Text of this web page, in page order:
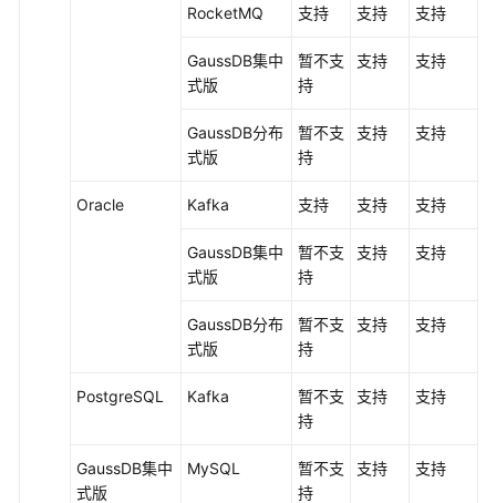
RocketMQ 支持 支持 支持
GaussDB集中
式版
暂不支
持
支持 支持
GaussDB分布
式版
暂不支
持
支持 支持
Oracle Kafka 支持 支持 支持
GaussDB集中
式版
暂不支
持
支持 支持
GaussDB分布
式版
暂不支
持
支持 支持
PostgreSQL Kafka
暂不支
持
支持 支持
GaussDB集中
式版
MySQL
暂不支
持
支持 支持